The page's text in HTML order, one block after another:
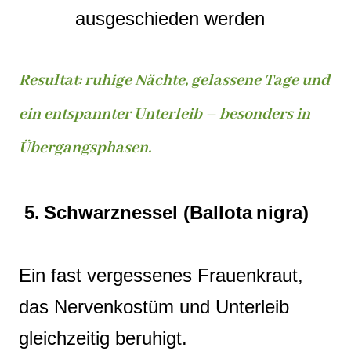
ausgeschieden werden
Resultat: ruhige Nächte, gelassene Tage und
ein entspannter Unterleib – besonders in
Übergangsphasen.
5. Schwarznessel (Ballota nigra)
Ein fast vergessenes Frauenkraut,
das Nervenkostüm und Unterleib
gleichzeitig beruhigt.